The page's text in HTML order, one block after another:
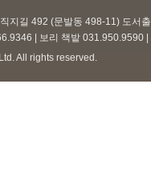
지길 492 (문발동 498-11) 도서
| 보리 책밭 031.950.9590
All rights reserved.